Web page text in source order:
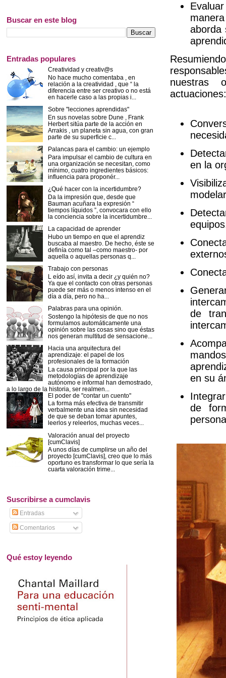
aborda
nuestras
en la
de
en su
de
Buscar en este blog
Entradas populares
Creatividad y creativ@s
No hace mucho comentaba , en
relación a la creatividad , que “ la
diferencia entre ser creativo o no está
en hacerle caso a las propias i...
Sobre "lecciones aprendidas"
En sus novelas sobre Dune , Frank
Herbert sitúa parte de la acción en
Arrakis , un planeta sin agua, con gran
parte de su superficie c...
Palancas para el cambio: un ejemplo
Para impulsar el cambio de cultura en
una organización se necesitan, como
mínimo, cuatro ingredientes básicos:
influencia para proponér...
¿Qué hacer con la incertidumbre?
Da la impresión que, desde que
Bauman acuñara la expresión “
tiempos líquidos ”, convocara con ello
la conciencia sobre la incertidumbre...
La capacidad de aprender
Hubo un tiempo en que el aprendiz
buscaba al maestro. De hecho, éste se
definía como tal –como maestro- por
aquella o aquellas personas q...
Trabajo con personas
L eído así, invita a decir ¿y quién no?
Ya que el contacto con otras personas
puede ser más o menos intenso en el
día a día, pero no ha...
Palabras para una opinión.
Sostengo la hipótesis de que no nos
formulamos automáticamente una
opinión sobre las cosas sino que éstas
nos generan multitud de sensacione...
Hacia una arquitectura del
aprendizaje: el papel de los
profesionales de la formación
La causa principal por la que las
metodologías de aprendizaje
autónomo e informal han demostrado,
a lo largo de la historia, ser realmen...
El poder de "contar un cuento"
La forma más efectiva de transmitir
verbalmente una idea sin necesidad
de que se deban tomar apuntes,
leerlos y releerlos, muchas veces...
Valoración anual del proyecto
[cumClavis]
A unos días de cumplirse un año del
proyecto [cumClavis], creo que lo más
oportuno es transformar lo que sería la
cuarta valoración trime...
Suscribirse a cumclavis
Entradas
Comentarios
Qué estoy leyendo